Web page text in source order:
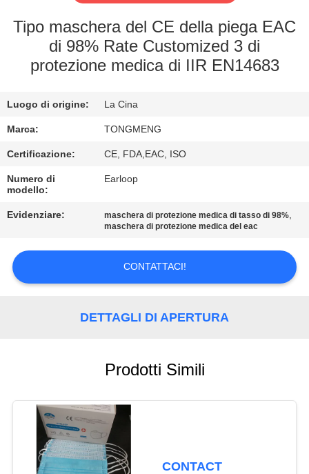
FABBRICA
CONTROLLO
QUALITÀ
CONTATTICI
RICHIEDA
UNA
MAPPA
POLICY
Tipo maschera del CE della piega EAC
di 98% Rate Customized 3 di
protezione medica di IIR EN14683
Luogo di origine: La Cina
Marca: TONGMENG
Certificazione: CE, FDA,EAC, ISO
Numero di
modello:
Earloop
Evidenziare: maschera di protezione medica di tasso di 98%,
maschera di protezione medica del eac
CONTATTACI!
DETTAGLI DI APERTURA
Prodotti Simili
CONTACT